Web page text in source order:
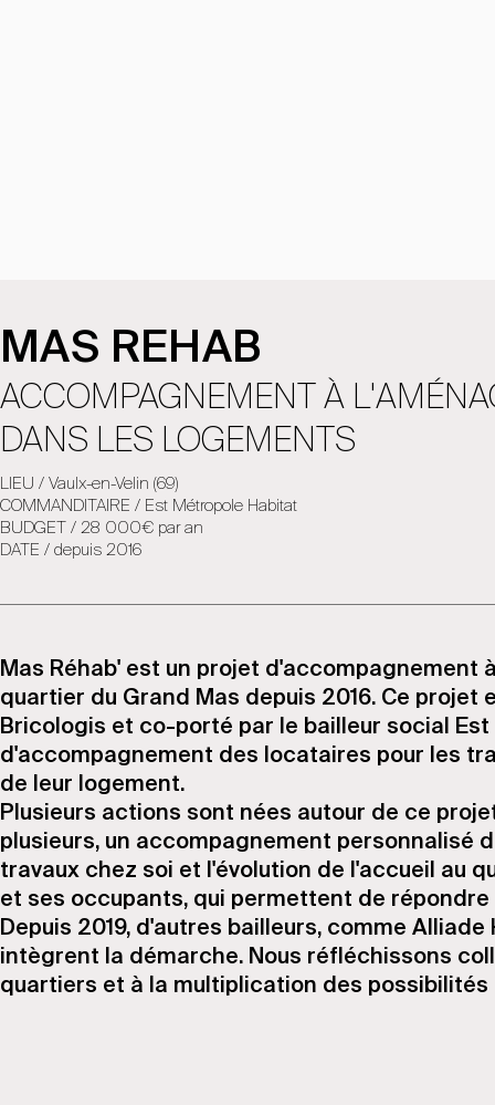
MAS REHAB
ACCOMPAGNEMENT À
DANS LES LOGEMENTS
LIEU / Vaulx-en-Velin (69)
COMMANDITAIRE / Est Métropole Habitat
BUDGET / 28 000€ par an
DATE / depuis 2016
Mas Réhab' est un projet
quartier du Grand Mas depuis 2016. Ce
Bricologis et co-porté par le bailleur social
d'accompagnement des locataires pour les
de leur logement.
Plusieurs actions sont nées autour de ce
plusieurs, un accompagnement personnalisé
travaux chez soi et l'évolution de l'accueil au
et ses occupants, qui permettent de
Depuis 2019, d'autres bailleurs, comme
intègrent la démarche. Nous réfléchissons
quartiers et à la multiplication des